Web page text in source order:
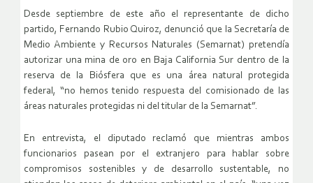
Desde septiembre de este año el representante de dicho
partido, Fernando Rubio Quiroz, denunció que la Secretaría de
Medio Ambiente y Recursos Naturales (Semarnat) pretendía
autorizar una mina de oro en Baja California Sur dentro de la
reserva de la Biósfera que es una área natural protegida
federal, “no hemos tenido respuesta del comisionado de las
áreas naturales protegidas ni del titular de la Semarnat”.
En entrevista, el diputado reclamó que mientras ambos
funcionarios pasean por el extranjero para hablar sobre
compromisos sostenibles y de desarrollo sustentable, no